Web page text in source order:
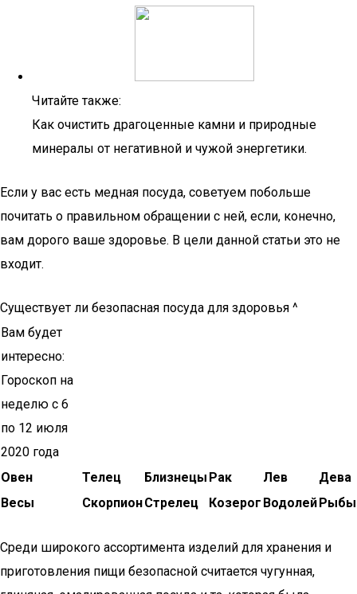
Читайте также:
Как очистить драгоценные камни и природные
минералы от негативной и чужой энергетики.
Если у вас есть медная посуда, советуем побольше
почитать о правильном обращении с ней, если, конечно,
вам дорого ваше здоровье. В цели данной статьи это не
входит.
Существует ли безопасная посуда для здоровья ^
Вам будет
интересно:
Гороскоп на
неделю с 6
по 12 июля
2020 года
Овен
Телец Близнецы Рак Лев
Дева
Весы
СкорпионСтрелец Козерог ВодолейРыбы
Среди широкого ассортимента изделий для хранения и
приготовления пищи безопасной считается чугунная,